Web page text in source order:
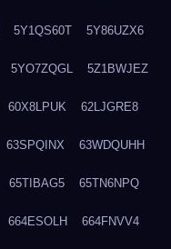
5Y1QS60T 5Y86UZX6
5YO7ZQGL 5Z1BWJEZ
60X8LPUK 62LJGRE8
63SPQINX 63WDQUHH
65TIBAG5 65TN6NPQ
664ESOLH 664FNVV4